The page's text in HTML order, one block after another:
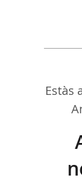
Estàs